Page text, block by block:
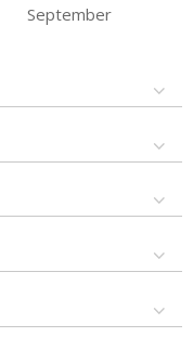
September